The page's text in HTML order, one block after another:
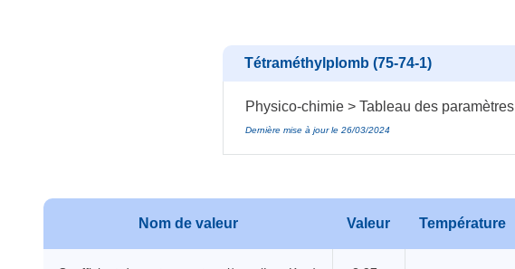
Tétraméthylplomb (75-74-1)
Physico-chimie > Tableau des paramètres
Dernière mise à jour le 26/03/2024
Nom de valeur Valeur Température